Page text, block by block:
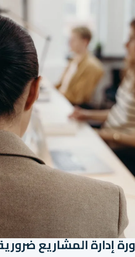
إدارة المشاريع